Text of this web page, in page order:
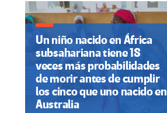
Un niño nacido en África
subsahariana tiene 18
veces más probabilidades
de morir antes de cumplir
los cinco que uno nacido en
Australia